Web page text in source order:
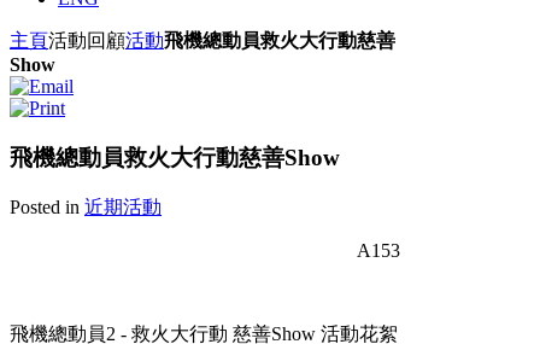
主頁活動回顧活動飛機總動員救火大行動慈善
Show
飛機總動員救火大行動慈善Show
Posted in 近期活動
A153
飛機總動員2 - 救火大行動 慈善Show 活動花絮